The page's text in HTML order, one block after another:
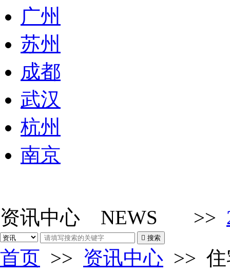
广州
苏州
成都
武汉
杭州
南京
资讯中心 NEWS >>
 搜索
首页 >> 资讯中心 >>